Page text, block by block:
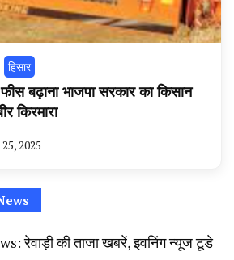
हिसार
बढ़ाना भाजपा सरकार का किसान
किरमारा
2025
रेवाड़ी की ताजा खबरें, इवनिंग न्यूज टूडे